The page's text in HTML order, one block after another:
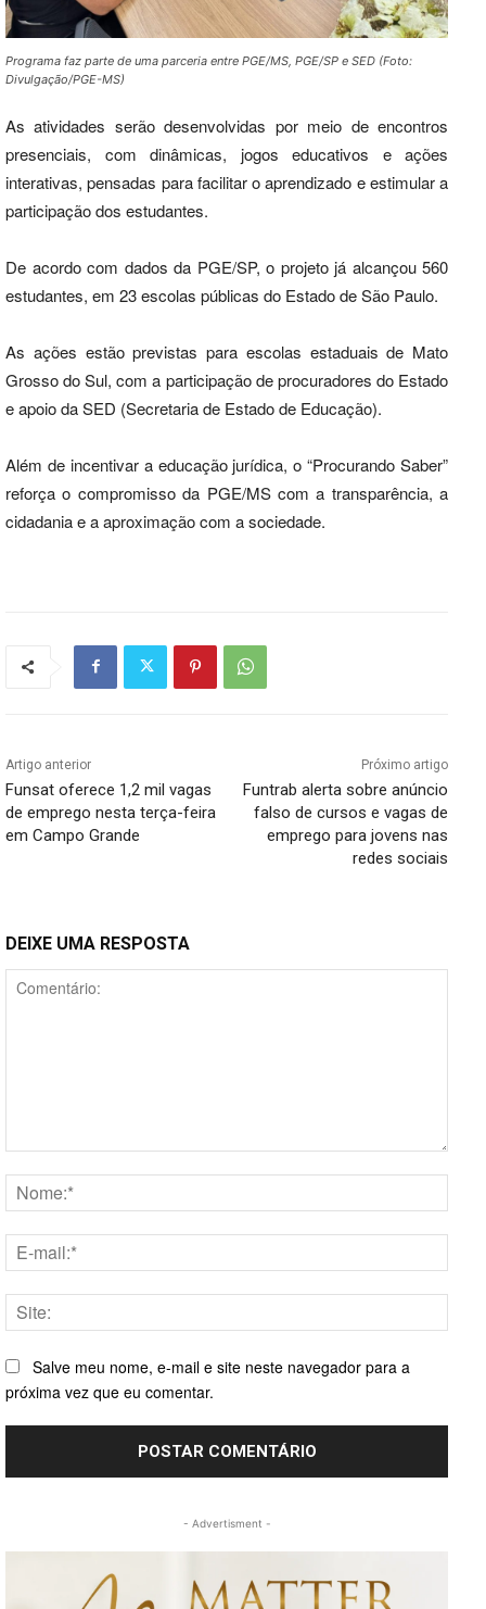
Programa faz parte de uma parceria entre PGE/MS, PGE/SP e SED (Foto:
Divulgação/PGE-MS)
As atividades serão desenvolvidas por meio de encontros
presenciais, com dinâmicas, jogos educativos e ações
interativas, pensadas para facilitar o aprendizado e estimular a
participação dos estudantes.
De acordo com dados da PGE/SP, o projeto já alcançou 560
estudantes, em 23 escolas públicas do Estado de São Paulo.
As ações estão previstas para escolas estaduais de Mato
Grosso do Sul, com a participação de procuradores do Estado
e apoio da SED (Secretaria de Estado de Educação).
Além de incentivar a educação jurídica, o “Procurando Saber”
reforça o compromisso da PGE/MS com a transparência, a
cidadania e a aproximação com a sociedade.
Artigo anterior
Funsat oferece 1,2 mil vagas
de emprego nesta terça-feira
em Campo Grande
Próximo artigo
Funtrab alerta sobre anúncio
falso de cursos e vagas de
emprego para jovens nas
redes sociais
DEIXE UMA RESPOSTA
mail:*
Salve meu nome, e-mail e site neste navegador para a
próxima vez que eu comentar.
- Advertisment -